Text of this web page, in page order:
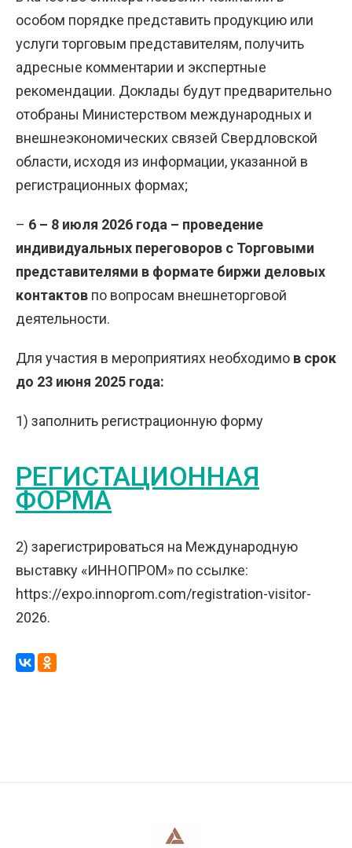
особом порядке представить продукцию или
услуги торговым представителям, получить
адресные комментарии и экспертные
рекомендации. Доклады будут предварительно
отобраны Министерством международных и
внешнеэкономических связей Свердловской
области, исходя из информации, указанной в
регистрационных формах;
– 6 – 8 июля 2026 года – проведение
индивидуальных переговоров с Торговыми
представителями в формате биржи деловых
контактов по вопросам внешнеторговой
деятельности.
Для участия в мероприятиях необходимо в срок
до 23 июня 2025 года:
1) заполнить регистрационную форму
РЕГИСТАЦИОННАЯ
ФОРМА
2) зарегистрироваться на Международную
выставку «ИННОПРОМ» по ссылке:
https://expo.innoprom.com/registration-visitor-
2026.